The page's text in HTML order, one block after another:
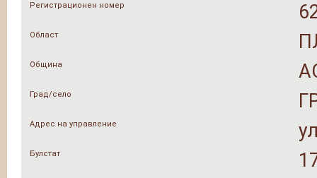
Регистрационен номер
Област
Община
Град/село
Адрес на управление
Булстат